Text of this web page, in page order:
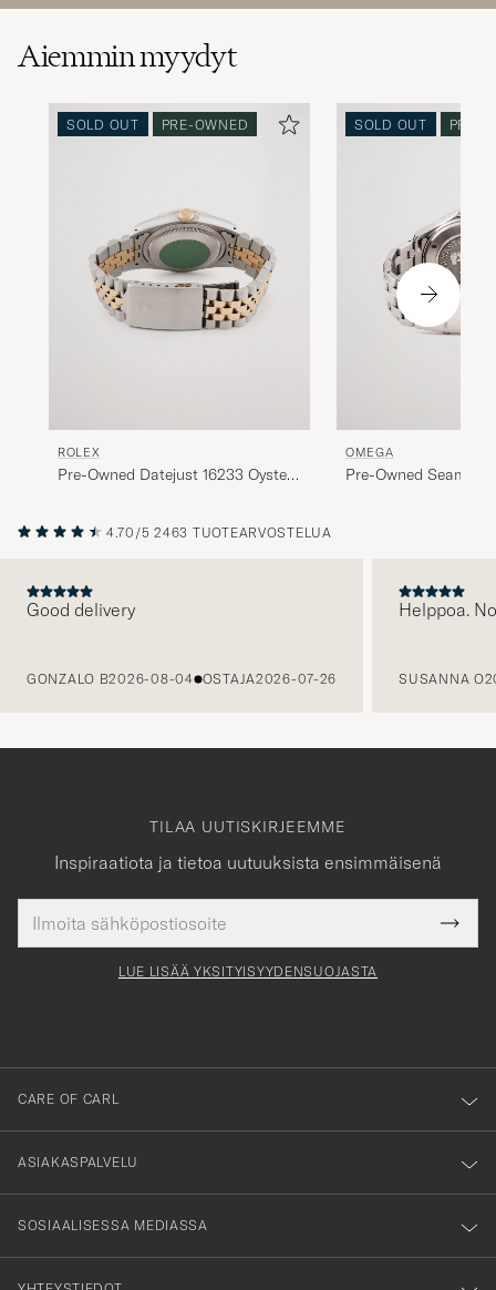
Aiemmin myydyt
SOLD OUT PRE-OWNED
ROLEX
Pre-Owned Datejust 16233 Oyster
SOLD OUT PRE-
OMEGA
Pre-Owned
4.70/5 2463 TUOTEARVOSTELUA
Good delivery
GONZALO B2026-08-04 OSTAJA2026-07-26
Helppoa.
SUSANNA O
TILAA UUTISKIRJEEMME
Inspiraatiota ja tietoa uutuuksista ensimmäisenä
tieto
Tack
för
dig
till
vårt
nyhetsbrev!
LUE LISÄÄ YKSITYISYYDENSUOJASTA
CARE OF CARL
ASIAKASPALVELU
SOSIAALISESSA MEDIASSA